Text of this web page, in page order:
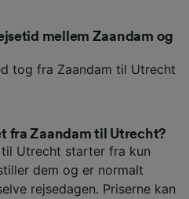
mellem Zaandam og
tog fra Zaandam til Utrecht
fra Zaandam til Utrecht?
Utrecht starter fra kun
dem og er normalt
rejsedagen. Priserne kan